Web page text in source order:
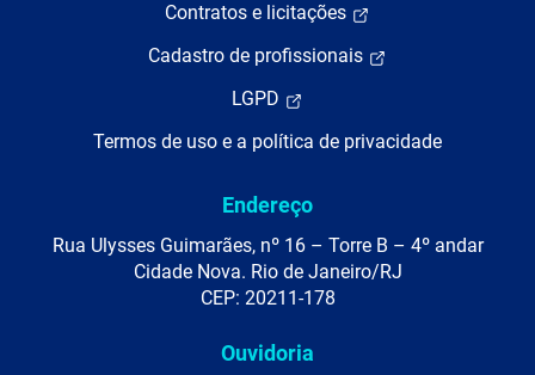
Contratos e licitações
Cadastro de profissionais
LGPD
Termos de uso e a política de privacidade
Endereço
Rua Ulysses Guimarães, nº 16 – Torre B – 4º andar
Cidade Nova. Rio de Janeiro/RJ
CEP: 20211-178
Ouvidoria